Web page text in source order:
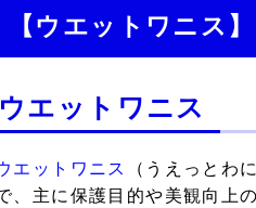
【ウエットワニス
ウエットワニス
エットワニス （うえっとわ
、主に保護目的や美観向上